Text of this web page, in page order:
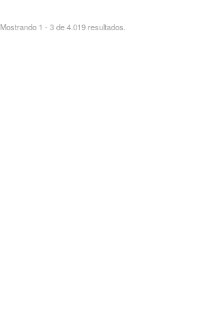
Mostrando 1 - 3 de 4.019 resultados.